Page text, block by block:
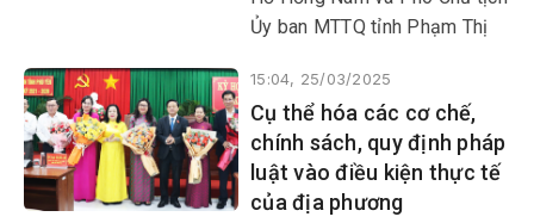
Ủy ban MTTQ tỉnh Phạm Thị
tặng quà các Mẹ Việt Nam anh
hùng, cán bộ tiền khởi nghĩa
trên địa bàn các huyện Tuy An,
Đồng Xuân, Sơn Hòa và TP
Tuy Hòa nhân kỷ niệm 50 năm
15:04, 25/03/2025
Cụ thể hóa các cơ chế,
chính sách, quy định pháp
luật vào điều kiện thực tế
của địa phương